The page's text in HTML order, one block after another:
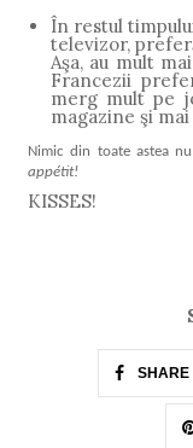
În restul
televizor,
Aşa, au mult
Francezii
merg mult pe
magazine şi
Nimic din toate astea
appétit!
KISSES!
SHARE